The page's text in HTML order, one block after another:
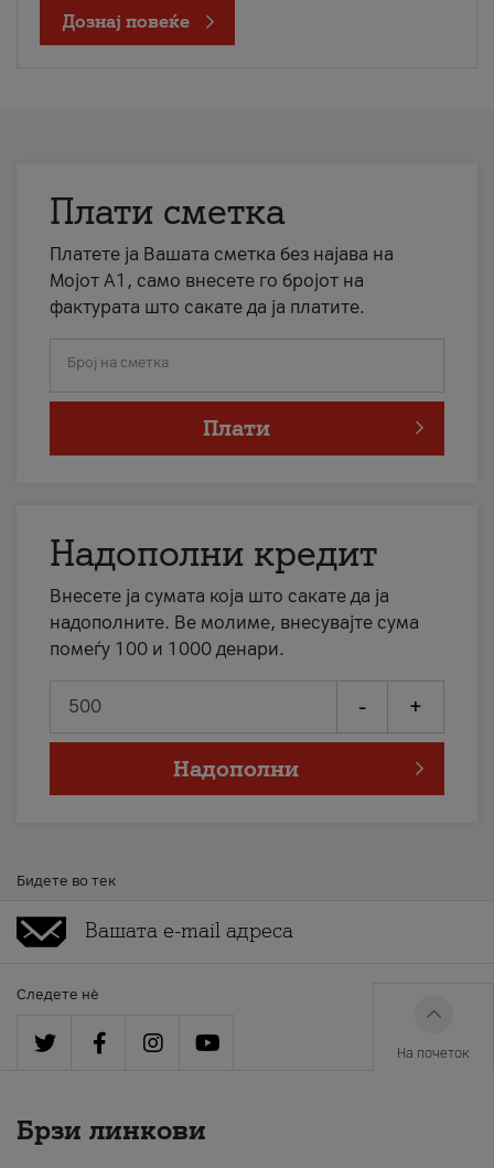
Дознај повеќе
Плати сметка
Платете ја Вашата сметка без најава на
Мојот А1, само внесете го бројот на
фактурата што сакате да ја платите.
Број на сметка
Плати
Надополни кредит
Внесете ја сумата која што сакате да ја
надополните. Ве молиме, внесувајте сума
помеѓу 100 и 1000 денари.
- +
Надополни
Бидете во тек
Следете нè
На почеток
Брзи линкови